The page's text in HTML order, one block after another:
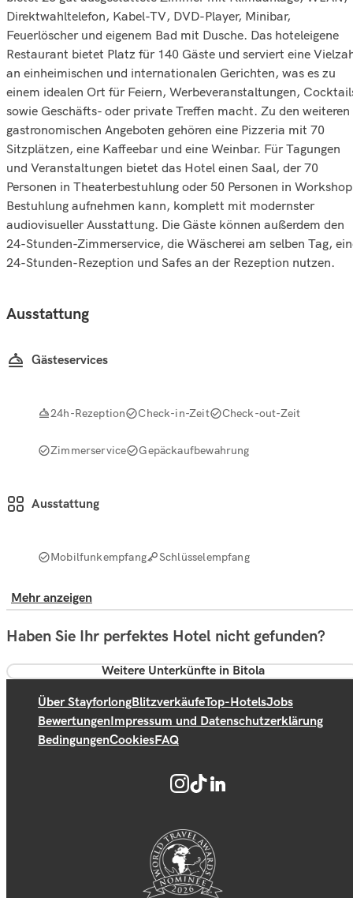
Direktwahltelefon, Kabel-TV, DVD-Player, Minibar,
Feuerlöscher und eigenem Bad mit Dusche. Das hoteleigene
Restaurant bietet Platz für 140 Gäste und serviert eine
an einheimischen und internationalen Gerichten, was es zu
einem idealen Ort für Feiern, Werbeveranstaltungen,
sowie Geschäfts- oder private Treffen macht. Zu den weiteren
gastronomischen Angeboten gehören eine Pizzeria mit 70
Sitzplätzen, eine Kaffeebar und eine Weinbar. Für Tagungen
und Veranstaltungen bietet das Hotel einen Saal, der 70
Personen in Theaterbestuhlung oder 50 Personen in
Bestuhlung aufnehmen kann, komplett mit modernster
audiovisueller Ausstattung. Die Gäste können außerdem den
24-Stunden-Zimmerservice, die Wäscherei am selben Tag,
24-Stunden-Rezeption und Safes an der Rezeption nutzen.
Ausstattung
Gästeservices
24h-Rezeption Check-in-Zeit Check-out-Zeit
Zimmerservice Gepäckaufbewahrung
Ausstattung
Mobilfunkempfang Schlüsselempfang
Mehr anzeigen
Haben Sie Ihr perfektes Hotel nicht gefunden?
Weitere Unterkünfte in Bitola
Über StayforlongBlitzverkäufeTop-HotelsJobs
BewertungenImpressum und Datenschutzerklärung
BedingungenCookiesFAQ